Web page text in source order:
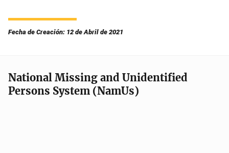
Fecha de Creación: 12 de Abril de 2021
National Missing and Unidentified
Persons System (NamUs)